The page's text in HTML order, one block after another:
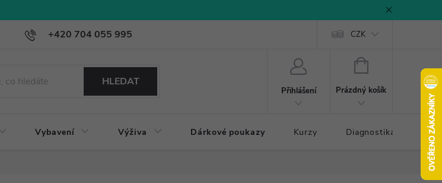
+420 704 055 995 CZK
HLEDAT
Přihlášení
NÁKUPNÍ
Prázdný košík
Vybavení Výživa Dárkové poukazy Kurzy Diagnostika došlapu